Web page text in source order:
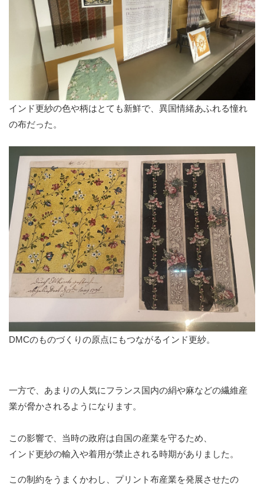
インド更紗の色や柄はとても新鮮で、異国情緒あふれる憧れ
の布だった。
DMCのものづくりの原点にもつながるインド更紗。
一方で、あまりの人気にフランス国内の絹や麻などの繊維産
業が脅かされるようになります。
この影響で、当時の政府は自国の産業を守るため、
インド更紗の輸入や着用が禁止される時期がありました。
この制約をうまくかわし、プリント布産業を発展させたの